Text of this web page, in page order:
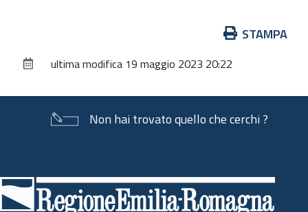
documento
STAMPA
ultima modifica 19 maggio 2023 20:22
Non hai trovato quello che cerchi ?
di
pagina